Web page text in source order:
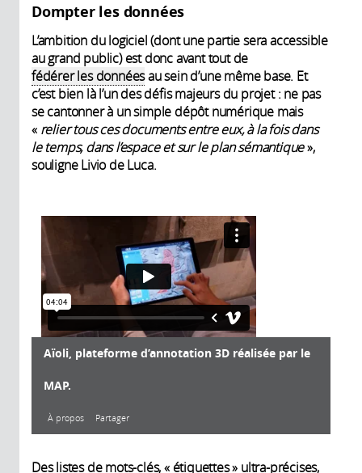
Dompter les données
L’ambition du logiciel (dont une partie sera accessible
au grand public) est donc avant tout de
fédérer les donnéesau sein d’une même base. Et
c’est bien là l’un des défis majeurs du projet : ne pas
se cantonner à un simple dépôt numérique mais
«relier tous ces documents entre eux, à la fois dans
le temps, dans l’espace et sur le plan sémantique»,
souligne Livio de Luca.
Aïoli, plateforme d’annotation 3D réalisée par le
MAP.
À propos Partager
À propos
Des listes de mots-clés, « étiquettes » ultra-précises,